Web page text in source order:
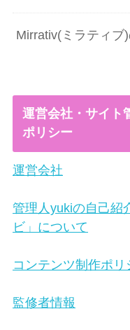
Mirrativ(ミラティブ
運営会社・サイト
ポリシー
運営会社
管理人yukiの自己紹
ビ」について
コンテンツ制作ポリ
監修者情報